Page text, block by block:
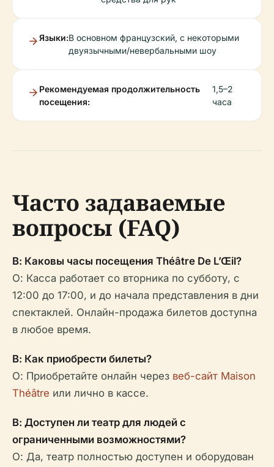
Языки:В основном французский, с некоторыми
двуязычными/невербальными шоу
Рекомендуемая продолжительность
посещения:
1,5–2
часа
Часто задаваемые
вопросы (FAQ)
В: Каковы часы посещения Théâtre De L’Œil?
О: Касса работает со вторника по субботу, с
12:00 до 17:00, и до начала представления в дни
спектаклей. Онлайн-продажа билетов доступна
в любое время.
В: Как приобрести билеты?
О: Приобретайте онлайн через веб-сайт Maison
Théâtre или лично в кассе.
В: Доступен ли театр для людей с
ограниченными возможностями?
О: Да, театр полностью доступен и оборудован